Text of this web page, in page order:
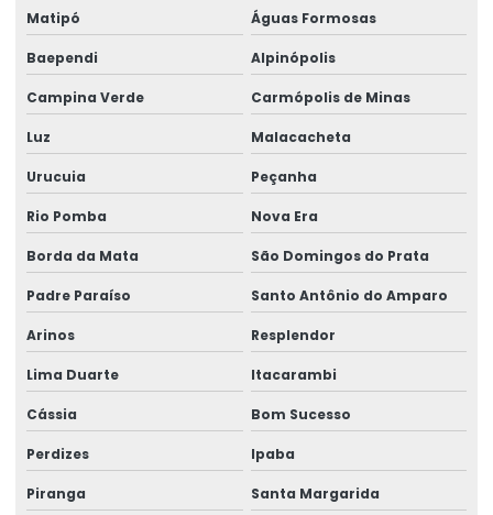
Talha Elétrica Resistente A Corrosão Para Indústria
Talha Fixa Aço Carbono
Talha Fixa Aço Carbono Aplicações Industriais
Talha Fixa De Cabo De Aço
Talha Fixa Duplaviga Para Indústrias
Talha Fixa Para Cargas Extrema
Talha Fixa Para Indústria Pesada
Talha Fixa Para Projetos De Engenharia Pesada
Talha Motorizada Para Pontes Rolantes Duplaviga
Talha Nova Com Inversor De Frequência
Matipó Águas Formosas
Baependi Alpinópolis
Campina Verde Carmópolis de Minas
Luz Malacacheta
Urucuia Peçanha
Rio Pomba Nova Era
Borda da Mata São Domingos do Prata
Padre Paraíso Santo Antônio do Amparo
Arinos Resplendor
Lima Duarte Itacarambi
Cássia Bom Sucesso
Perdizes Ipaba
Piranga Santa Margarida